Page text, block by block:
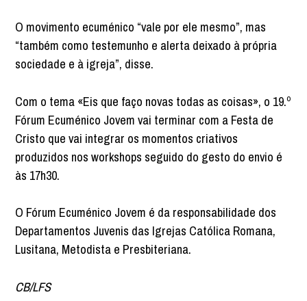
O movimento ecuménico “vale por ele mesmo”, mas
“também como testemunho e alerta deixado à própria
sociedade e à igreja”, disse.
Com o tema «Eis que faço novas todas as coisas», o 19.º
Fórum Ecuménico Jovem vai terminar com a Festa de
Cristo que vai integrar os momentos criativos
produzidos nos workshops seguido do gesto do envio é
às 17h30.
O Fórum Ecuménico Jovem é da responsabilidade dos
Departamentos Juvenis das Igrejas Católica Romana,
Lusitana, Metodista e Presbiteriana.
CB/LFS